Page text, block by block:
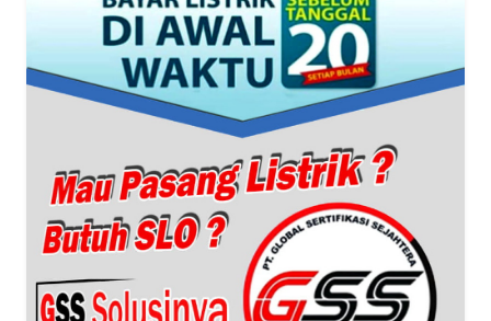
BANTEN
NTT
WN
KEPRI
WN